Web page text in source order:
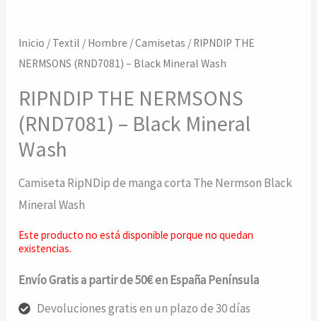
Inicio / Textil / Hombre /Camisetas / RIPNDIP THE
NERMSONS (RND7081) – Black Mineral Wash
RIPNDIP THE NERMSONS
(RND7081) – Black Mineral
Wash
Camiseta RipNDip de manga corta The Nermson Black
Mineral Wash
Este producto no está disponible porque no quedan
existencias.
Envío Gratis a partir de 50€ en España Península
Devoluciones gratis en un plazo de 30 días